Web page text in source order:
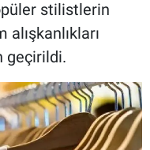
stilistlerin
geçirildi.